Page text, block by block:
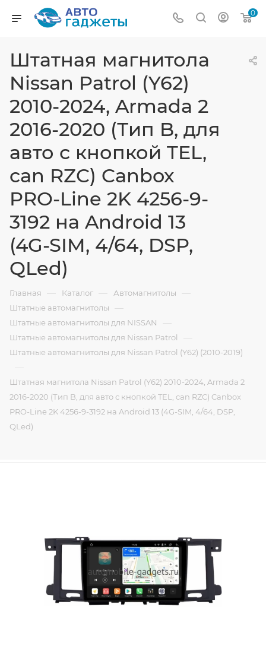
0
Штатная магнитола
Nissan Patrol (Y62)
2010-2024, Armada 2
2016-2020 (Тип B, для
авто с кнопкой TEL,
can RZC) Canbox
PRO-Line 2K 4256-9-
3192 на Android 13
(4G-SIM, 4/64, DSP,
QLed)
Главная — Каталог — Автомагнитолы —
Штатные автомагнитолы —
Штатные автомагнитолы для NISSAN —
Штатные автомагнитолы для Nissan Patrol —
Штатные автомагнитолы для Nissan Patrol (Y62) (2010-2019)
—
Штатная магнитола Nissan Patrol (Y62) 2010-2024, Armada 2
2016-2020 (Тип B, для авто с кнопкой TEL, can RZC) Canbox
PRO-Line 2K 4256-9-3192 на Android 13 (4G-SIM, 4/64, DSP,
QLed)